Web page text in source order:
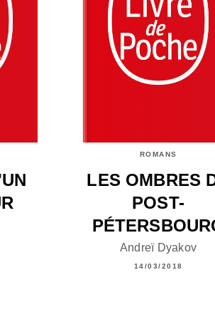
ROMANS
LES OMBRES
POST-
Andreï Dyakov
14/03/2018